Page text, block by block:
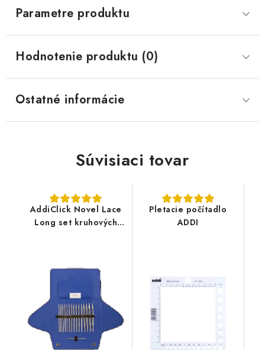
Parametre produktu
Hodnotenie produktu (0)
Ostatné informácie
Súvisiaci tovar
AddiClick Novel Lace
Long set kruhových
Pletacie počítadlo
ADDI